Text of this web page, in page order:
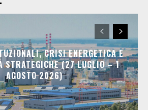
CRISI ENERGETICA E
STRATEGICHE (27 LUGLIO – 1
AGOSTO 2026)